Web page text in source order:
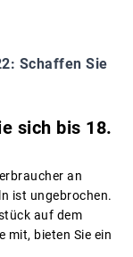
Schaffen Sie
sich bis 18.
an
ist ungebrochen.
auf dem
mit, bieten Sie ein